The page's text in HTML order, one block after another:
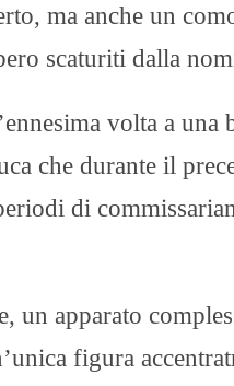
ma anche un
scaturiti dalla
volta a
che durante il
di
un apparato
figura